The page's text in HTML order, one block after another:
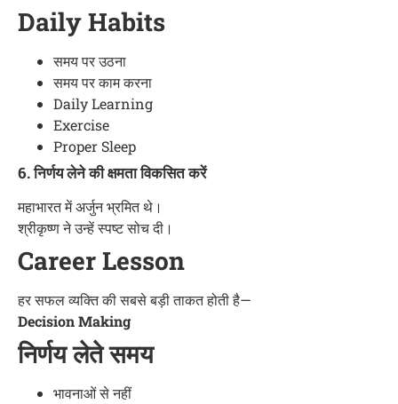
Daily Habits
समय पर उठना
समय पर काम करना
Daily Learning
Exercise
Proper Sleep
6. निर्णय लेने की क्षमता विकसित करें
महाभारत में अर्जुन भ्रमित थे।
श्रीकृष्ण ने उन्हें स्पष्ट सोच दी।
Career Lesson
हर सफल व्यक्ति की सबसे बड़ी ताकत होती है—
Decision Making
निर्णय लेते समय
भावनाओं से नहीं